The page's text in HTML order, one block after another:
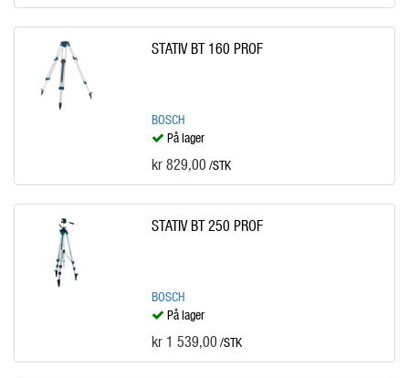
STATIV BT 160 PROF
BOSCH
På lager
kr 829,00 /STK
STATIV BT 250 PROF
BOSCH
På lager
kr 1 539,00 /STK